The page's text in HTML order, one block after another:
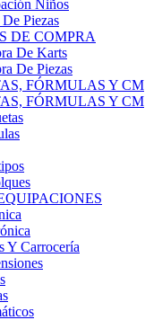
Niños
Piezas
DE COMPRA
De Karts
De Piezas
FÓRMULAS Y CM
FÓRMULAS Y CM
Y Carrocería